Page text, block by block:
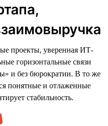
проекты, уверенная ИТ-
горизонтальные связи
и без бюрократии. В то же
понятные и отлаженные
стабильность.